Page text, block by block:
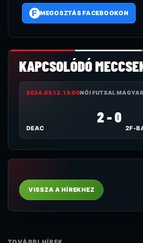
F MEGOSZTÁS FACEBOOKON
KAPCSOLÓDÓ
2024.05.12. 13:00NŐI FUTSAL
DEAC
2 - 0
VISSZA A HÍREKHEZ